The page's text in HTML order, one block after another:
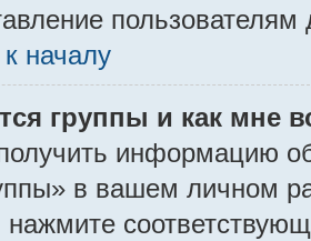
началу
группы и как мне
информацию
в вашем личном
нажмите